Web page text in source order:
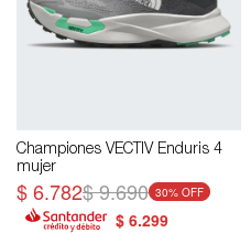
Championes VECTIV Enduris 4
mujer
$6.782$9.690 30
$ 6.299